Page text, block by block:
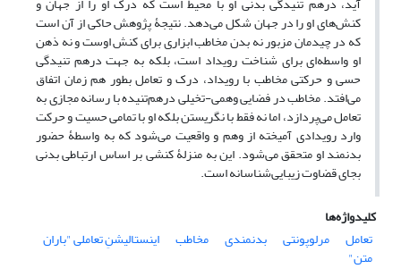
کنش‌های او را در جهان شکل می‌دهد. نتیجۀ پژوهش حاکی از آن است
که در چیدمان مزبور نه بدن مخاطب ابزاری برای کنش اوست و نه ذهن
او واسطه‌ای برای شناخت رویداد است، بلکه به جهت درهم‌ تنیدگی
حسی و حرکتی مخاطب با رویداد، درک و تعامل بطور هم زمان اتفاق
می‌افتد. مخاطب در فضایی وهمی-تخیلی در‌هم‌تنیده با رسانه مجازی به
تعامل می‌پردازد، اما نه فقط با نگریستن بلکه او با تمامی حسیت و حرکت
وارد رویدادی آمیخته از وهم و واقعیت می‌شود که به واسطۀ حضور
بدنمند او متحقق می‌شود. این به منزلۀ کنشی بر اساس ارتباطی بدنی
بجای قضاوت زیبایی‌شناسانه است.
کلیدواژه‌ها
تعامل
مرلوپونتی بدنمندی مخاطب اینستالیشنِ تعاملی "باران
متن"